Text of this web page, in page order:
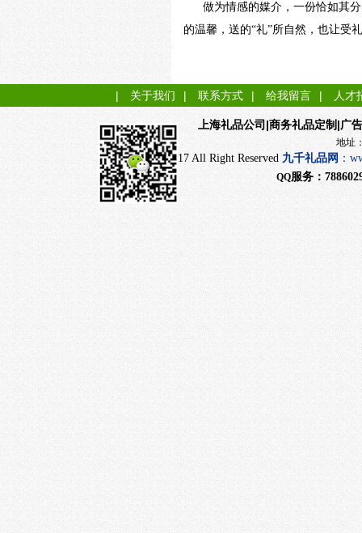
做为情感的媒介，一份恰如其分
的温馨，送的“礼”所自然，也让受
上海礼品公司 |商务礼品定制|广
地址：上海市闵行
CopyRight 2017 All Right Reserved 九千礼品网 ：
QQ服务：
| 关于我们 | 联系方式 | 给我留言 | 人才